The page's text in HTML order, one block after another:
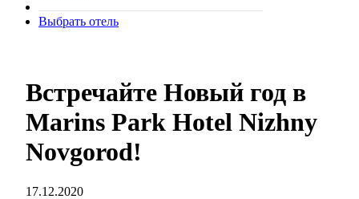
Выбрать отель
Встречайте Новый год в
Marins Park Hotel Nizhny
Novgorod!
17.12.2020